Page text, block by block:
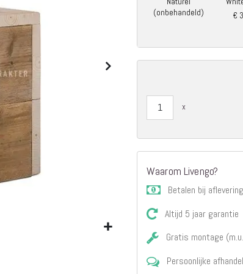
Comfort Plus
Topdekmatrassen
Nachtkastjes
lattenbodems
Elektrische
lattenbodems
Beddengoed
Dekbedden
Dekbedovertrekken
Sierkussens
Hoeslakens /
Moltons
(onbehandeld)
€
Waarom Livengo?
Betalen bij aflevering
Altijd 5 jaar garantie
Gratis montage
Persoonlijke